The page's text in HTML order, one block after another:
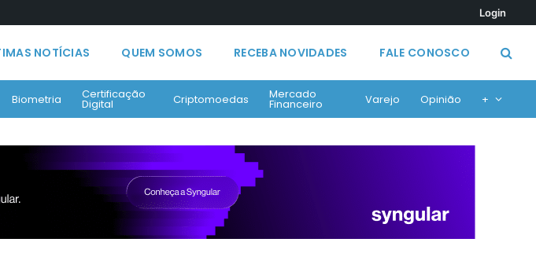
Login
NOTÍCIAS QUEM SOMOS RECEBA NOVIDADES FALE CONOSCO
Biometria Certificação
Digital Criptomoedas Mercado
Financeiro Varejo Opinião +